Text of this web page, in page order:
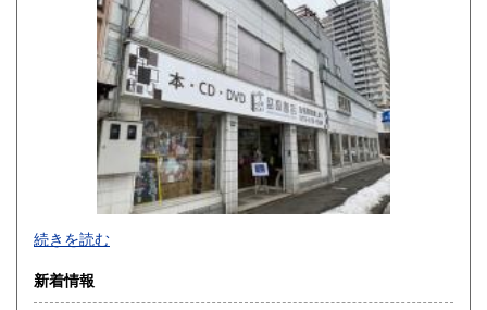
185円 長崎県
185円 大分県
185円 鹿児島県
185円
続きを読む
新着情報